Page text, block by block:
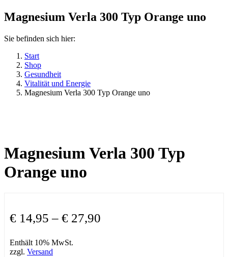
Magnesium Verla 300 Typ Orange uno
Sie befinden sich hier:
Start
Shop
Gesundheit
Vitalität und Energie
Magnesium Verla 300 Typ Orange uno
Magnesium Verla 300 Typ
Orange uno
€ 14,95 – € 27,90
Enthält 10% MwSt.
zzgl. Versand